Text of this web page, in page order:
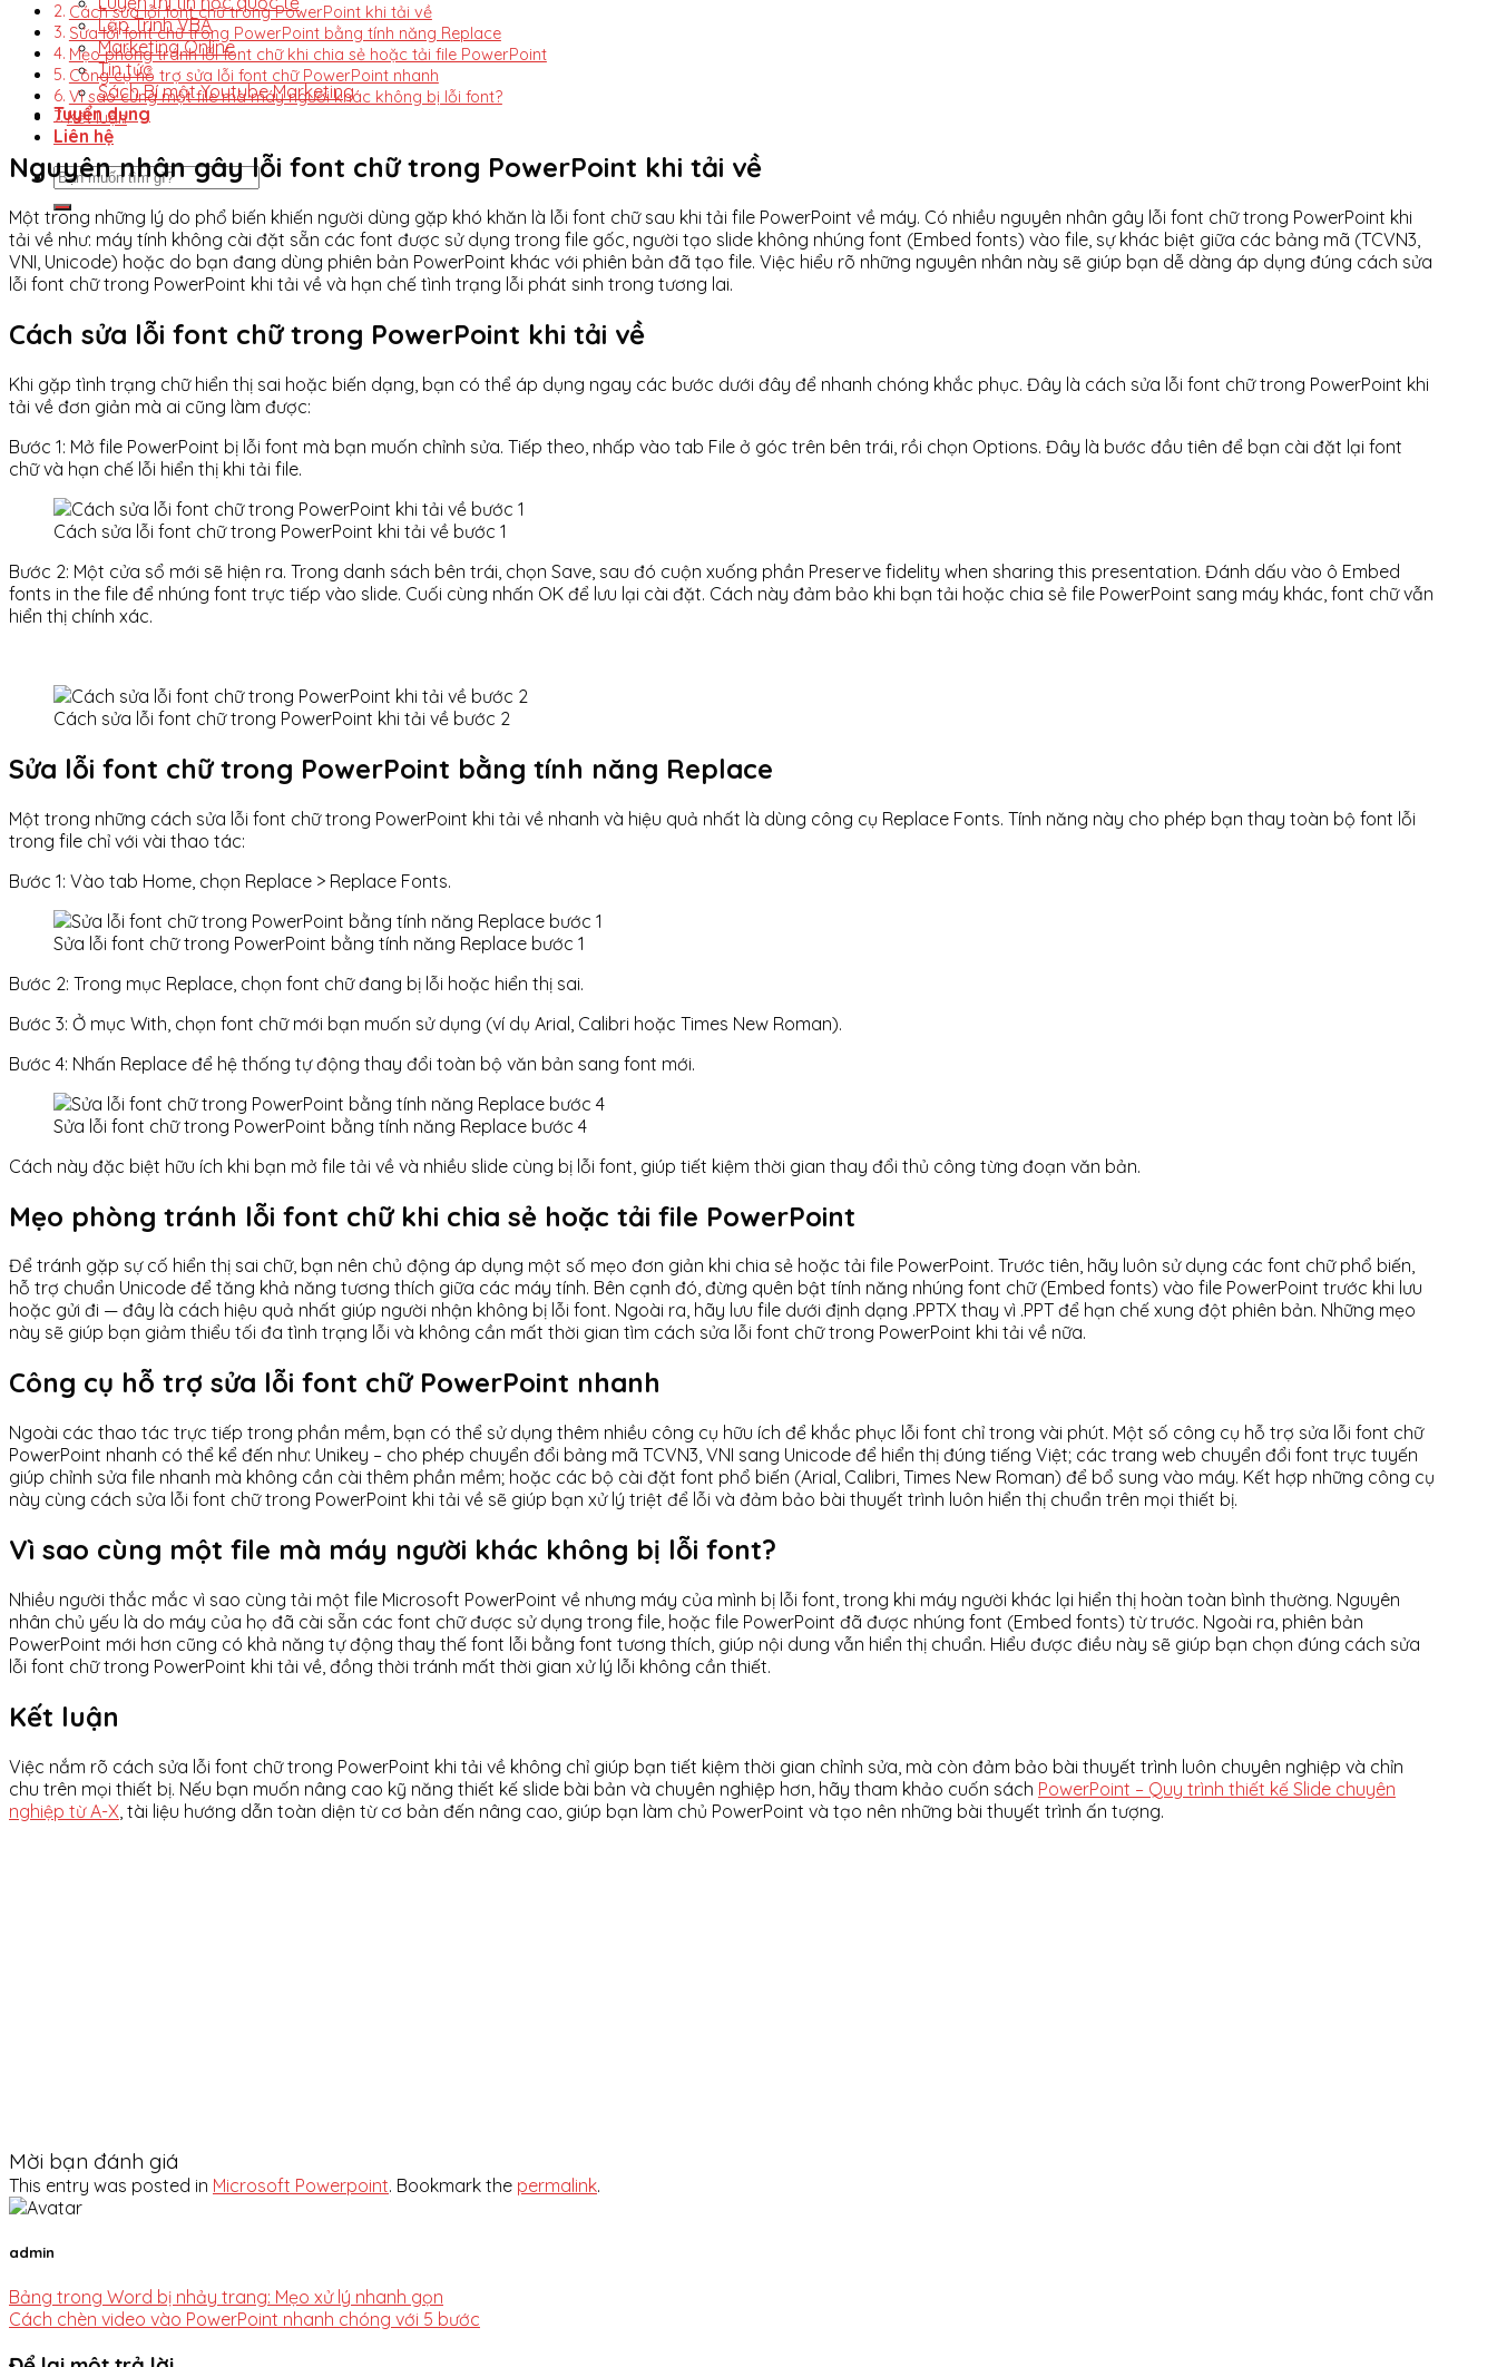
Lập Trình VBA
Marketing Online
Tin tức
Sách Bí mật Youtube Marketing
Tuyển dụng
Liên hệ
Cách sửa lỗi font chữ trong PowerPoint khi tải về
Sửa lỗi font chữ trong PowerPoint bằng tính năng Replace
Mẹo phòng tránh lỗi font chữ khi chia sẻ hoặc tải file PowerPoint
Công cụ hỗ trợ sửa lỗi font chữ PowerPoint nhanh
Vì sao cùng một file mà máy người khác không bị lỗi font?
Kết luận
Nguyên nhân gây lỗi font chữ trong PowerPoint khi tải về
Một trong những lý do phổ biến khiến người dùng gặp khó khăn là lỗi font chữ sau khi tải file PowerPoint về máy. Có nhiều nguyên nhân gây lỗi font chữ trong PowerPoint khi
tải về như: máy tính không cài đặt sẵn các font được sử dụng trong file gốc, người tạo slide không nhúng font (Embed fonts) vào file, sự khác biệt giữa các bảng mã (TCVN3,
VNI, Unicode) hoặc do bạn đang dùng phiên bản PowerPoint khác với phiên bản đã tạo file. Việc hiểu rõ những nguyên nhân này sẽ giúp bạn dễ dàng áp dụng đúng cách sửa
lỗi font chữ trong PowerPoint khi tải về và hạn chế tình trạng lỗi phát sinh trong tương lai.
Cách sửa lỗi font chữ trong PowerPoint khi tải về
Khi gặp tình trạng chữ hiển thị sai hoặc biến dạng, bạn có thể áp dụng ngay các bước dưới đây để nhanh chóng khắc phục. Đây là cách sửa lỗi font chữ trong PowerPoint khi
tải về đơn giản mà ai cũng làm được:
Bước 1: Mở file PowerPoint bị lỗi font mà bạn muốn chỉnh sửa. Tiếp theo, nhấp vào tab File ở góc trên bên trái, rồi chọn Options. Đây là bước đầu tiên để bạn cài đặt lại font
chữ và hạn chế lỗi hiển thị khi tải file.
Cách sửa lỗi font chữ trong PowerPoint khi tải về bước 1
Bước 2: Một cửa sổ mới sẽ hiện ra. Trong danh sách bên trái, chọn Save, sau đó cuộn xuống phần Preserve fidelity when sharing this presentation. Đánh dấu vào ô Embed
fonts in the file để nhúng font trực tiếp vào slide. Cuối cùng nhấn OK để lưu lại cài đặt. Cách này đảm bảo khi bạn tải hoặc chia sẻ file PowerPoint sang máy khác, font chữ vẫn
hiển thị chính xác.
Cách sửa lỗi font chữ trong PowerPoint khi tải về bước 2
Sửa lỗi font chữ trong PowerPoint bằng tính năng Replace
Một trong những cách sửa lỗi font chữ trong PowerPoint khi tải về nhanh và hiệu quả nhất là dùng công cụ Replace Fonts. Tính năng này cho phép bạn thay toàn bộ font lỗi
trong file chỉ với vài thao tác:
Bước 1: Vào tab Home, chọn Replace > Replace Fonts.
Sửa lỗi font chữ trong PowerPoint bằng tính năng Replace bước 1
Bước 2: Trong mục Replace, chọn font chữ đang bị lỗi hoặc hiển thị sai.
Bước 3: Ở mục With, chọn font chữ mới bạn muốn sử dụng (ví dụ Arial, Calibri hoặc Times New Roman).
Bước 4: Nhấn Replace để hệ thống tự động thay đổi toàn bộ văn bản sang font mới.
Sửa lỗi font chữ trong PowerPoint bằng tính năng Replace bước 4
Cách này đặc biệt hữu ích khi bạn mở file tải về và nhiều slide cùng bị lỗi font, giúp tiết kiệm thời gian thay đổi thủ công từng đoạn văn bản.
Mẹo phòng tránh lỗi font chữ khi chia sẻ hoặc tải file PowerPoint
Để tránh gặp sự cố hiển thị sai chữ, bạn nên chủ động áp dụng một số mẹo đơn giản khi chia sẻ hoặc tải file PowerPoint. Trước tiên, hãy luôn sử dụng các font chữ phổ biến,
hỗ trợ chuẩn Unicode để tăng khả năng tương thích giữa các máy tính. Bên cạnh đó, đừng quên bật tính năng nhúng font chữ (Embed fonts) vào file PowerPoint trước khi lưu
hoặc gửi đi — đây là cách hiệu quả nhất giúp người nhận không bị lỗi font. Ngoài ra, hãy lưu file dưới định dạng .PPTX thay vì .PPT để hạn chế xung đột phiên bản. Những mẹo
này sẽ giúp bạn giảm thiểu tối đa tình trạng lỗi và không cần mất thời gian tìm cách sửa lỗi font chữ trong PowerPoint khi tải về nữa.
Công cụ hỗ trợ sửa lỗi font chữ PowerPoint nhanh
Ngoài các thao tác trực tiếp trong phần mềm, bạn có thể sử dụng thêm nhiều công cụ hữu ích để khắc phục lỗi font chỉ trong vài phút. Một số công cụ hỗ trợ sửa lỗi font chữ
PowerPoint nhanh có thể kể đến như: Unikey – cho phép chuyển đổi bảng mã TCVN3, VNI sang Unicode để hiển thị đúng tiếng Việt; các trang web chuyển đổi font trực tuyến
giúp chỉnh sửa file nhanh mà không cần cài thêm phần mềm; hoặc các bộ cài đặt font phổ biến (Arial, Calibri, Times New Roman) để bổ sung vào máy. Kết hợp những công cụ
này cùng cách sửa lỗi font chữ trong PowerPoint khi tải về sẽ giúp bạn xử lý triệt để lỗi và đảm bảo bài thuyết trình luôn hiển thị chuẩn trên mọi thiết bị.
Vì sao cùng một file mà máy người khác không bị lỗi font?
Nhiều người thắc mắc vì sao cùng tải một file Microsoft PowerPoint về nhưng máy của mình bị lỗi font, trong khi máy người khác lại hiển thị hoàn toàn bình thường. Nguyên
nhân chủ yếu là do máy của họ đã cài sẵn các font chữ được sử dụng trong file, hoặc file PowerPoint đã được nhúng font (Embed fonts) từ trước. Ngoài ra, phiên bản
PowerPoint mới hơn cũng có khả năng tự động thay thế font lỗi bằng font tương thích, giúp nội dung vẫn hiển thị chuẩn. Hiểu được điều này sẽ giúp bạn chọn đúng cách sửa
lỗi font chữ trong PowerPoint khi tải về, đồng thời tránh mất thời gian xử lý lỗi không cần thiết.
Kết luận
Việc nắm rõ cách sửa lỗi font chữ trong PowerPoint khi tải về không chỉ giúp bạn tiết kiệm thời gian chỉnh sửa, mà còn đảm bảo bài thuyết trình luôn chuyên nghiệp và chỉn
chu trên mọi thiết bị. Nếu bạn muốn nâng cao kỹ năng thiết kế slide bài bản và chuyên nghiệp hơn, hãy tham khảo cuốn sách PowerPoint – Quy trình thiết kế Slide chuyên
nghiệp từ A-X , tài liệu hướng dẫn toàn diện từ cơ bản đến nâng cao, giúp bạn làm chủ PowerPoint và tạo nên những bài thuyết trình ấn tượng.
Mời bạn đánh giá
This entry was posted in Microsoft Powerpoint. Bookmark the permalink.
admin
Bảng trong Word bị nhảy trang: Mẹo xử lý nhanh gọn
Cách chèn video vào PowerPoint nhanh chóng với 5 bước